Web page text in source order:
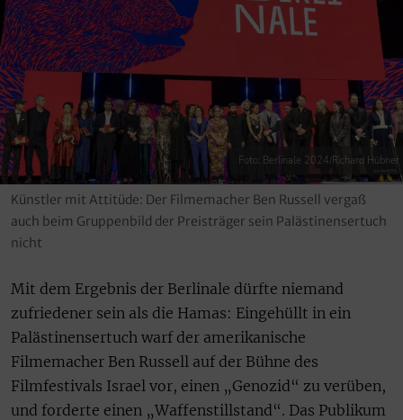
Foto: Berlinale 2024/Richard Hübner
Künstler mit Attitüde: Der Filmemacher Ben Russell vergaß
auch beim Gruppenbild der Preisträger sein Palästinensertuch
nicht
Mit dem Ergebnis der Berlinale dürfte niemand
zufriedener sein als die Hamas: Eingehüllt in ein
Palästinensertuch warf der amerikanische
Filmemacher Ben Russell auf der Bühne des
Filmfestivals Israel vor, einen „Genozid“ zu verüben,
und forderte einen „Waffenstillstand“. Das Publikum